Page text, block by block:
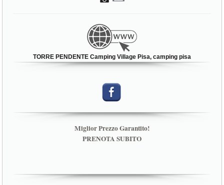
TORRE PENDENTE Camping Village Pisa, camping pisa
Miglior Prezzo Garantito!
PRENOTA SUBITO